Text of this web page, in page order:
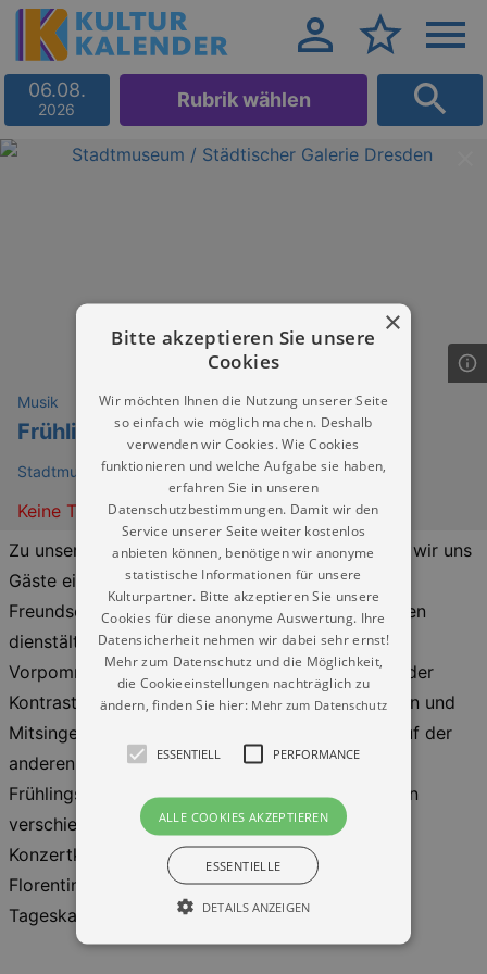
06.08.
2026 Rubrik wählen
Musik
Frühlingskonzert
Stadtmuseum Dresden (Museum Dresden) - Landhaus
Keine Termine
Zu unserem diesjährigen Frühlingskonzert haben wir uns
Gäste eingeladen, mit denen uns eine langjährige
Freundschaft verbindet: die Reriker Heulbojen, den
dienstältesten Shantychor von Mecklenburg-
Vorpommern. Freuen Sie sich auf ein Programm der
Kontraste - auf der einen Seite die zum Schunkeln und
Mitsingen einladenden Shanties der Heulbojen auf der
anderen Seite unsere A capella gesungenen
Frühlingslieder aus verschiedenen Epochen und in
verschiedenen Sprachen.
Konzertkarten gibt es bei den Konzertkassen im
Florentinum und in der Schillergalerie und an der
Tageskasse.
×
Bitte akzeptieren Sie unsere
Cookies
Wir möchten Ihnen die Nutzung unserer Seite
so einfach wie möglich machen. Deshalb
verwenden wir Cookies. Wie Cookies
funktionieren und welche Aufgabe sie haben,
erfahren Sie in unseren
Datenschutzbestimmungen. Damit wir den
Service unserer Seite weiter kostenlos
anbieten können, benötigen wir anonyme
statistische Informationen für unsere
Kulturpartner. Bitte akzeptieren Sie unsere
Cookies für diese anonyme Auswertung. Ihre
Datensicherheit nehmen wir dabei sehr ernst!
Mehr zum Datenschutz und die Möglichkeit,
die Cookieeinstellungen nachträglich zu
ändern, finden Sie hier: Mehr zum Datenschutz
ESSENTIELL PERFORMANCE
ALLE COOKIES AKZEPTIEREN
ESSENTIELLE
DETAILS ANZEIGEN